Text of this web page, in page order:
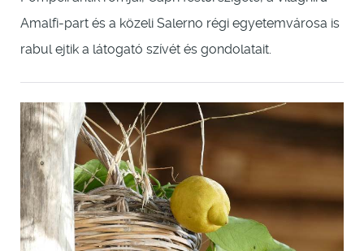
Amalfi-part és a közeli Salerno régi egyetemvárosa is
rabul ejtik a látogató szívét és gondolatait.